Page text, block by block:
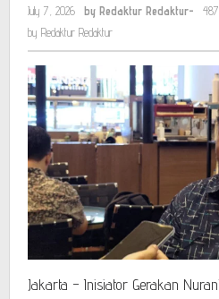
July 7, 2026 by Redaktur Redaktur-
by Redaktur Redaktur
Jakarta – Inisiator Gerakan